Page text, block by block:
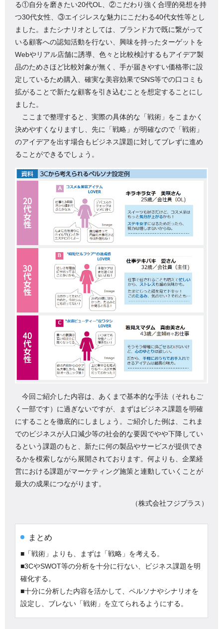
る①自分を磨きたい20代OL、②こだわり強く合理的発想を持
つ30代女性、③エイジレスな魅力にこだわる40代女性等とし
ました。またシナリオとしては、ブランド力で既に繋がって
いる顧客への認知活動を行ない、興味を持ったターゲットを
Webやリアル店舗に誘導、色々と比較検討するもアイデア製
品のためさほど比較対象が無く、手が届きやすい価格帯に設
定しているため購入、確実な美容効果でSNS等での口コミも
拡がることで新たな顧客を引き込むことを想定することにし
ました。
ここまで整理すると、実際の具体的な「戦術」をこまかく
決めやすくなりますし、先に「戦略」が明確なので「戦術」
のアイデアを出す場合もビジネス課題に対してブレずに進め
ることができるでしょう。
今回ご紹介した内容は、あくまで基本的な手法（それもご
く一部です）に過ぎないですが、まずはビジネス課題を明確
にすることを徹底的にしましょう。ご紹介した例は、これま
でのビジネスが人口減少等の社会的な要因でやや下降してい
るという課題のもと、新たに何の製品やサービスが提供でき
るかを模索しながら展開されております。何よりも、企業経
営における課題がマーケティング施策と連動していくことが
最大の成果につながります。
（株式会社フジプラス）
まとめ
■「戦術」よりも、まずは「戦略」を考える。
■3CやSWOT等の分析を十分に行ない、ビジネス課題を明
確化する。
■十分に分析した内容を活かして、ペルソナやシナリオを
設定し、ブレない「戦術」を立てられるようにする。